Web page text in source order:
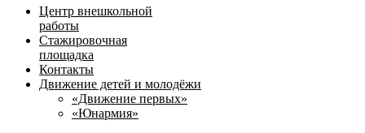
Центр внешкольной
работы
Стажировочная
площадка
Контакты
Движение детей и молодёжи
«Движение первых»
«Юнармия»